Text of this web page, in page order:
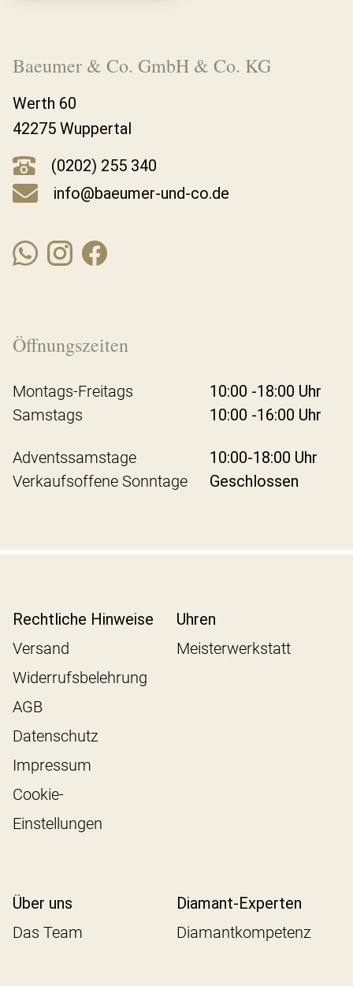
Baeumer & Co. GmbH & Co. KG
Werth 60
42275 Wuppertal
(0202) 255 340
info@baeumer-und-co.de
Öffnungszeiten
Montags-Freitags
10:00 -18:00 Uhr
Samstags
10:00 -16:00 Uhr
Adventssamstage
10:00-18:00 Uhr
Verkaufsoffene Sonntage
Geschlossen
Rechtliche Hinweise
Versand
Widerrufsbelehrung
AGB
Datenschutz
Impressum
Cookie-
Einstellungen
Uhren
Meisterwerkstatt
Über uns
Das Team
Diamant-Experten
Diamantkompetenz